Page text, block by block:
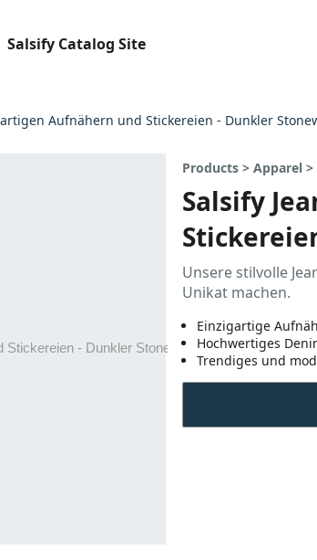
Salsify Catalog Site
Aufnähern und Stickereien - Dunkler
Products > Apparel
Salsify
Unsere stilvolle
Unikat machen.
Einzigartige
Hochwertiges
Trendiges und